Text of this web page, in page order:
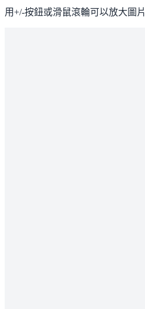
用+/-按鈕或滑鼠滾輪可以放大圖片